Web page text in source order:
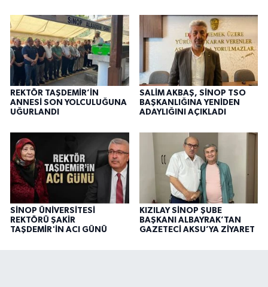
REKTÖR TAŞDEMİR’İN
ANNESİ SON YOLCULUĞUNA
UĞURLANDI
SALİM AKBAŞ, SİNOP TSO
BAŞKANLIĞINA YENİDEN
ADAYLIĞINI AÇIKLADI
SİNOP ÜNİVERSİTESİ
REKTÖRÜ ŞAKİR
TAŞDEMİR'İN ACI GÜNÜ
KIZILAY SİNOP ŞUBE
BAŞKANI ALBAYRAK’TAN
GAZETECİ AKSU’YA ZİYARET